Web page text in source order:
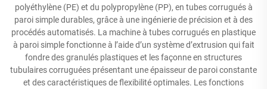
polyéthylène (PE) et du polypropylène (PP), en tubes corrugués à
paroi simple durables, grâce à une ingénierie de précision et à des
procédés automatisés. La machine à tubes corrugués en plastique
à paroi simple fonctionne à l’aide d’un système d’extrusion qui fait
fondre des granulés plastiques et les façonne en structures
tubulaires corruguées présentant une épaisseur de paroi constante
et des caractéristiques de flexibilité optimales. Les fonctions